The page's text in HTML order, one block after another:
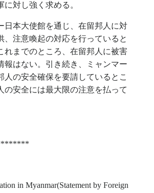
に対し強く求める。
本大使館を通じ、在留邦人に対
、注意喚起の対応を行っていると
れまでのところ、在留邦人に被害
報はない。引き続き、ミャンマー
人の安全確保を要請しているとこ
の安全には最大限の注意を払って
in Myanmar(Statement by Foreign